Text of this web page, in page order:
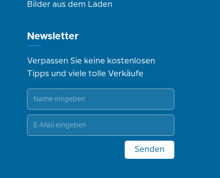
Bilder aus dem Laden
Newsletter
Verpassen Sie keine kostenlosen
Tipps und viele tolle Verkäufe
Senden